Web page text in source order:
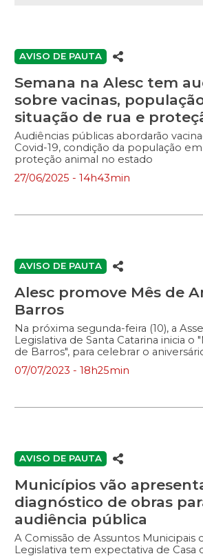
AVISO DE PAUTA
Semana na Alesc tem
sobre vacinas,
situação de rua e
Audiências públicas abordarão
Covid-19, condição da população
proteção animal no estado
27/06/2025 - 14h43min
AVISO DE PAUTA
Alesc promove Mês de
Barros
Na próxima segunda-feira (10), a
Legislativa de Santa Catarina inicia o
de Barros", para celebrar o
e valorizar a memória da primeira
deputada no Brasil. A programação
"Antonietas", no espaço Cruz e
do estado. A principal será Leonor
07/07/2023 - 18h25min
AVISO DE PAUTA
Municípios vão
diagnóstico de obras
audiência pública
A Comissão de Assuntos Municipais
Legislativa tem expectativa de Casa